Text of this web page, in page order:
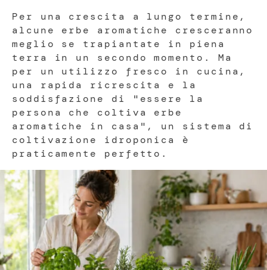
Per una crescita a lungo termine,
alcune erbe aromatiche cresceranno
meglio se trapiantate in piena
terra in un secondo momento. Ma
per un utilizzo fresco in cucina,
una rapida ricrescita e la
soddisfazione di "essere la
persona che coltiva erbe
aromatiche in casa", un sistema di
coltivazione idroponica è
praticamente perfetto.